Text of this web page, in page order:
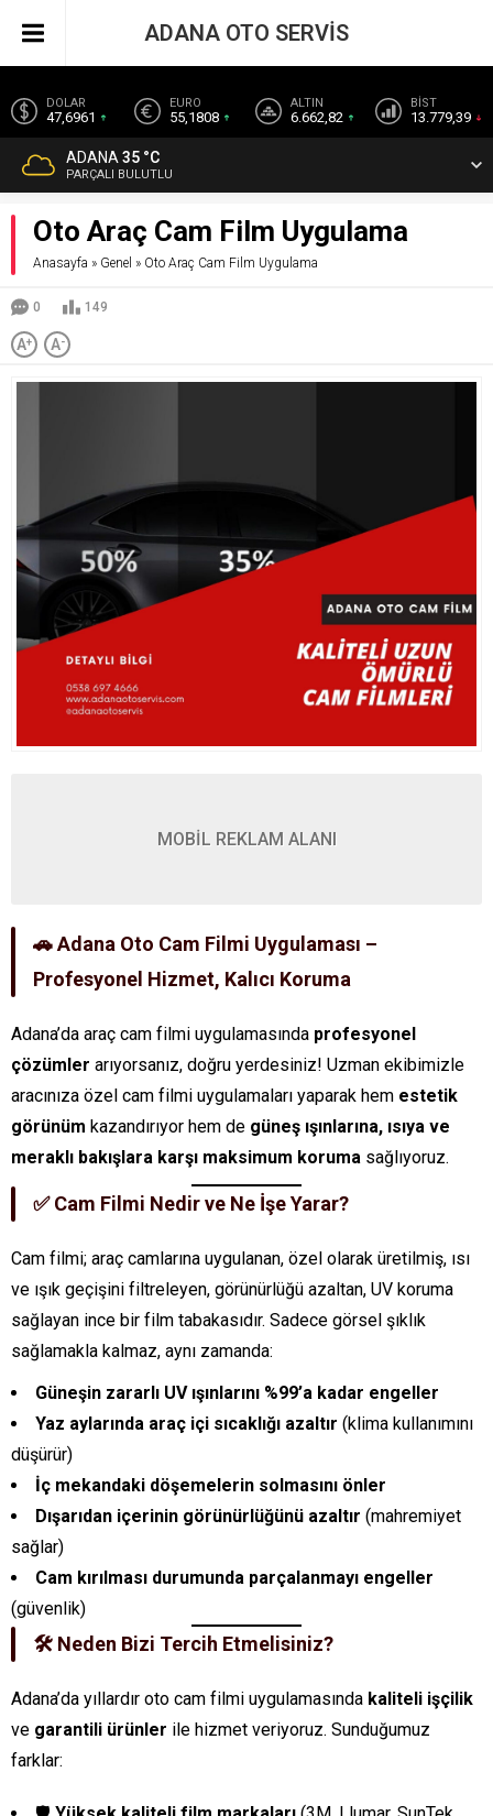
DOLAR
47,6961
EURO
55,1808
ALTIN
6.662,82
BİST
13.779,39
ADANA 35 °C
PARÇALI BULUTLU
ADANA OTO SERVİS
Oto Araç Cam Film Uygulama
Anasayfa » Genel » Oto Araç Cam Film Uygulama
0 149
A+ A-
MOBİL REKLAM ALANI
🚗 Adana Oto Cam Filmi Uygulaması –
Profesyonel Hizmet, Kalıcı Koruma
Adana’da araç cam filmi uygulamasında profesyonel
çözümler arıyorsanız, doğru yerdesiniz! Uzman ekibimizle
aracınıza özel cam filmi uygulamaları yaparak hem estetik
görünüm kazandırıyor hem de güneş ışınlarına, ısıya ve
meraklı bakışlara karşı maksimum koruma sağlıyoruz.
✅ Cam Filmi Nedir ve Ne İşe Yarar?
Cam filmi; araç camlarına uygulanan, özel olarak üretilmiş, ısı
ve ışık geçişini filtreleyen, görünürlüğü azaltan, UV koruma
sağlayan ince bir film tabakasıdır. Sadece görsel şıklık
sağlamakla kalmaz, aynı zamanda:
Güneşin zararlı UV ışınlarını %99’a kadar engeller
Yaz aylarında araç içi sıcaklığı azaltır (klima kullanımını
düşürür)
İç mekandaki döşemelerin solmasını önler
Dışarıdan içerinin görünürlüğünü azaltır (mahremiyet
sağlar)
Cam kırılması durumunda parçalanmayı engeller
(güvenlik)
🛠️ Neden Bizi Tercih Etmelisiniz?
Adana’da yıllardır oto cam filmi uygulamasında kaliteli işçilik
ve garantili ürünler ile hizmet veriyoruz. Sunduğumuz
farklar: